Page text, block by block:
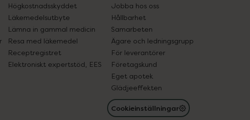
Högkostnadsskyddet
Läkemedelsutbyte
Lämna in gammal medicin
Resa med läkemedel
Receptregistret
Elektroniskt expertstöd, EES
Jobba hos oss
Hållbarhet
Samarbeten
Ägare och ledningsgrupp
För leverantörer
Företagskund
Eget apotek
Glädjeeffekten
Cookieinställningar